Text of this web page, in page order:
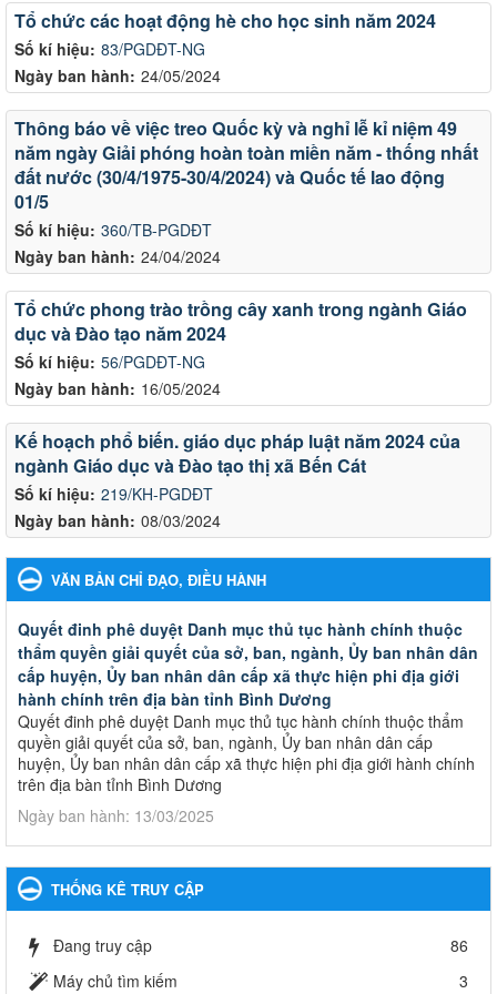
Số kí hiệu: 83/PGDĐT-NG
Ngày ban hành: 24/05/2024
Tổ chức các hoạt động hè cho học sinh năm 2024
Số kí hiệu: 360/TB-PGDĐT
Ngày ban hành: 24/04/2024
Thông báo về việc treo Quốc kỳ và nghỉ lễ kỉ niệm 49
năm ngày Giải phóng hoàn toàn miền năm - thống nhất
đất nước (30/4/1975-30/4/2024) và Quốc tế lao động
01/5
Số kí hiệu: 56/PGDĐT-NG
Ngày ban hành: 16/05/2024
Tổ chức phong trào trồng cây xanh trong ngành Giáo
dục và Đào tạo năm 2024
Số kí hiệu: 219/KH-PGDĐT
Ngày ban hành: 08/03/2024
Kế hoạch phổ biến. giáo dục pháp luật năm 2024 của
ngành Giáo dục và Đào tạo thị xã Bến Cát
VĂN BẢN CHỈ ĐẠO, ĐIỀU HÀNH
Quyết đinh phê duyệt Danh mục thủ tục hành chính thuộc
thẩm quyền giải quyết của sở, ban, ngành, Ủy ban nhân dân
cấp huyện, Ủy ban nhân dân cấp xã thực hiện phi địa giới
hành chính trên địa bàn tỉnh Bình Dương
Quyết đinh phê duyệt Danh mục thủ tục hành chính thuộc thẩm
quyền giải quyết của sở, ban, ngành, Ủy ban nhân dân cấp
huyện, Ủy ban nhân dân cấp xã thực hiện phi địa giới hành chính
trên địa bàn tỉnh Bình Dương
Ngày ban hành: 13/03/2025
Giáo dục và Đào tạo thành phố Bến Cát
Kế hoạch Phổ biến, giáo dục pháp luật năm 2025 của ngành
Ngày ban hành: 28/02/2025
THỐNG KÊ TRUY CẬP
Đang truy cập
86
Máy chủ tìm kiếm
3